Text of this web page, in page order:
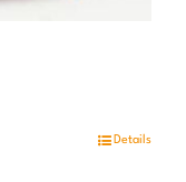
Details